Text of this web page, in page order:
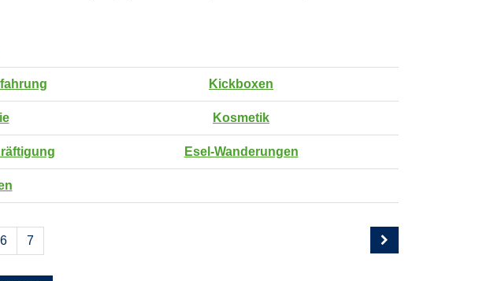
Kickboxen
Kosmetik
Esel-Wanderungen
6 7